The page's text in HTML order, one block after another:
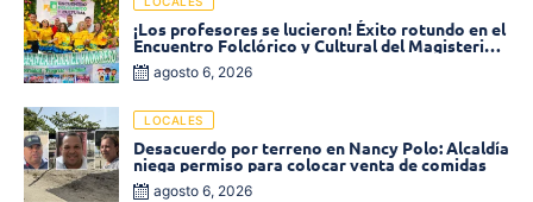
¡Los profesores se lucieron! Éxito rotundo en el
Encuentro Folclórico y Cultural del Magisterio
2026 en Ciénaga
agosto 6, 2026
LOCALES
Desacuerdo por terreno en Nancy Polo: Alcaldía
niega permiso para colocar venta de comidas
agosto 6, 2026